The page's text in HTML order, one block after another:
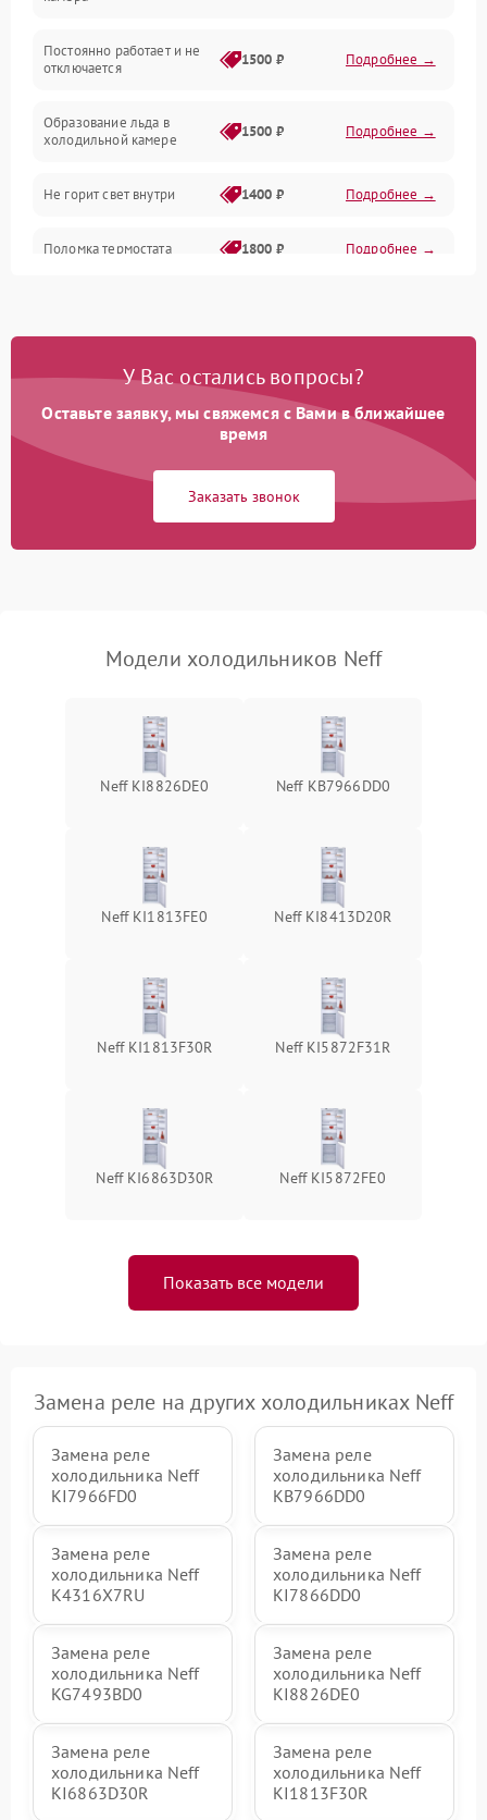
Постоянно работает и не
отключается
1500 ₽ Подробнее →
Образование льда в
холодильной камере
1500 ₽ Подробнее →
Не горит свет внутри 1400 ₽ Подробнее →
Поломка термостата 1800 ₽ Подробнее →
Образование конденсата
1800 ₽ Подробнее →
Сбой в работе инвертора
работе
2000 ₽ Подробнее →
У Вас остались вопросы?
Оставьте заявку, мы свяжемся с Вами в ближайшее
время
Заказать звонок
Модели холодильников Neff
Neff KI8826DE0 Neff KB7966DD0
Neff KI1813FE0 Neff KI8413D20R
Neff KI1813F30R Neff KI5872F31R
Neff KI6863D30R Neff KI5872FE0
Показать все модели
Замена реле на других холодильниках Neff
Замена реле
холодильника Neff
KI7966FD0
Замена реле
холодильника Neff
KB7966DD0
Замена реле
холодильника Neff
K4316X7RU
Замена реле
холодильника Neff
KI7866DD0
Замена реле
холодильника Neff
KG7493BD0
Замена реле
холодильника Neff
KI8826DE0
Замена реле
холодильника Neff
KI6863D30R
Замена реле
холодильника Neff
KI1813F30R